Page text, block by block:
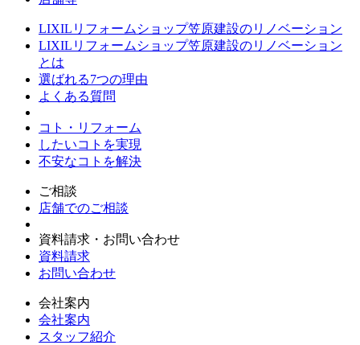
LIXILリフォームショップ笠原建設のリノベーション
LIXILリフォームショップ笠原建設のリノベーション
とは
選ばれる7つの理由
よくある質問
コト・リフォーム
したいコトを実現
不安なコトを解決
ご相談
店舗でのご相談
資料請求・お問い合わせ
資料請求
お問い合わせ
会社案内
会社案内
スタッフ紹介